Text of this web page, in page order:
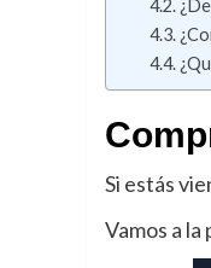
Si estás
Vamos a la